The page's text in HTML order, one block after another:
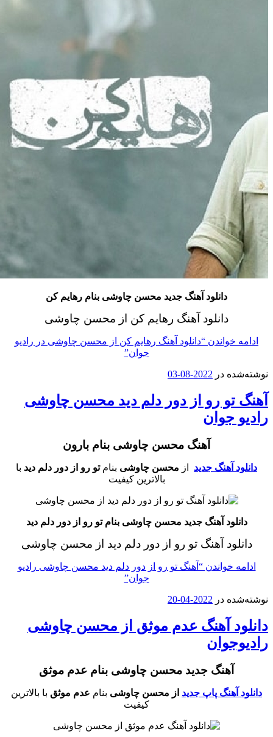
دانلود آهنگ جدید محسن چاوشی بنام رهایم کن
دانلود آهنگ رهایم کناز محسن چاوشی
خواندن“دانلود آهنگ رهایم کن از محسن چاوشی در رادیو
در 2022-08-03
رو از دور دلم دید محسن چاوشی
جوان
آهنگ محسن چاوشی بنام بارون
آهنگ جدید ازمحسن چاوشیبنامتو رو از دور دلم دیدبا
بالاترین کیفیت
آهنگ جدید محسن چاوشی بنام تو رو از دور دلم دید
آهنگ تو رو از دور دلم دید از محسن چاوشی
خواندن“آهنگ تو رو از دور دلم دید محسن چاوشی رادیو
در 2022-04-20
آهنگ عدم موثق از محسن چاوشی
آهنگ جدید محسن چاوشی بنام عدم موثق
پاپ جدید از محسن چاوشیبنامعدم موثقبا بالاترین